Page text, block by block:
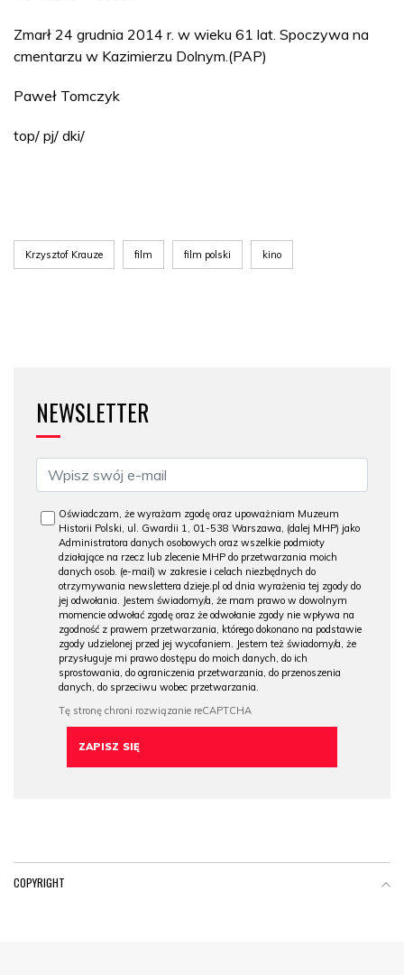
Zmarł 24 grudnia 2014 r. w wieku 61 lat. Spoczywa na
cmentarzu w Kazimierzu Dolnym.(PAP)
Paweł Tomczyk
top/ pj/ dki/
Krzysztof Krauze film film polski kino
NEWSLETTER
Oświadczam, że wyrażam zgodę oraz upoważniam Muzeum
Historii Polski, ul. Gwardii 1, 01-538 Warszawa, (dalej MHP) jako
Administratora danych osobowych oraz wszelkie podmioty
działające na rzecz lub zlecenie MHP do przetwarzania moich
danych osob. (e-mail) w zakresie i celach niezbędnych do
otrzymywania newslettera dzieje.pl od dnia wyrażenia tej zgody do
jej odwołania. Jestem świadomy/a, że mam prawo w dowolnym
momencie odwołać zgodę oraz że odwołanie zgody nie wpływa na
zgodność z prawem przetwarzania, którego dokonano na podstawie
zgody udzielonej przed jej wycofaniem. Jestem też świadomy/a, że
przysługuje mi prawo dostępu do moich danych, do ich
sprostowania, do ograniczenia przetwarzania, do przenoszenia
danych, do sprzeciwu wobec przetwarzania.
COPYRIGHT